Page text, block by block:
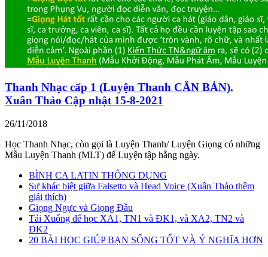
Thanh Nhạc cấp 1 (Luyện Thanh CĂN BẢN).
Xuân Thảo Cập nhật 15-8-2021
26/11/2018
Học Thanh Nhạc, còn gọi là Luyện Thanh/ Luyện Giọng có những
Mẫu Luyện Thanh (MLT) để Luyện tập hằng ngày.
BÌNH CA LATIN THÔNG DỤNG
Sự khác biệt giữa Falsetto và Head Voice (Xuân Thảo thêm
giải thích)
Giọng Ngực và Giọng Đầu
Tải Xuống để học XA1, TN1 và ĐK1, và XA2, TN2 và
ĐK2
20 BÀI HỌC GIÚP BẠN SỐNG TỐT VÀ Ý NGHĨA HƠN